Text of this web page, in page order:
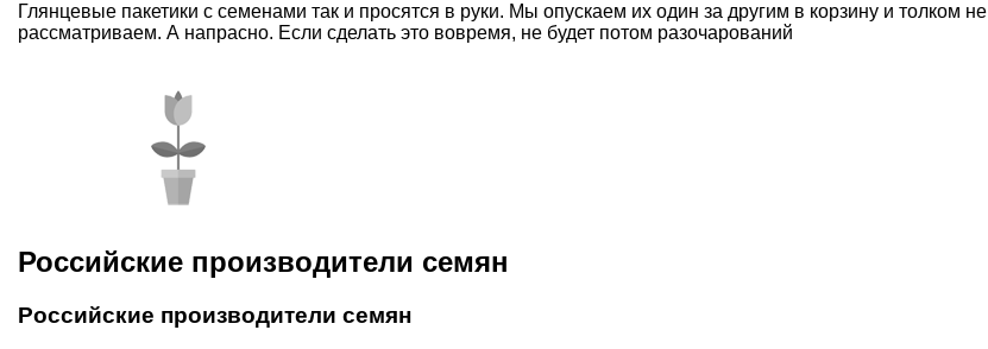
Глянцевые пакетики с семенами так и просятся в руки. Мы опускаем их один за другим в корзину и толком не
рассматриваем. А напрасно. Если сделать это вовремя, не будет потом разочарований
Российские производители семян
Российские производители семян